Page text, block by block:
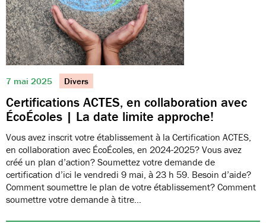
7 mai 2025 Divers
Certifications ACTES, en collaboration avec
ÉcoÉcoles | La date limite approche!
Vous avez inscrit votre établissement à la Certification ACTES,
en collaboration avec ÉcoÉcoles, en 2024-2025? Vous avez
créé un plan d’action? Soumettez votre demande de
certification d’ici le vendredi 9 mai, à 23 h 59. Besoin d’aide?
Comment soumettre le plan de votre établissement? Comment
soumettre votre demande à titre…